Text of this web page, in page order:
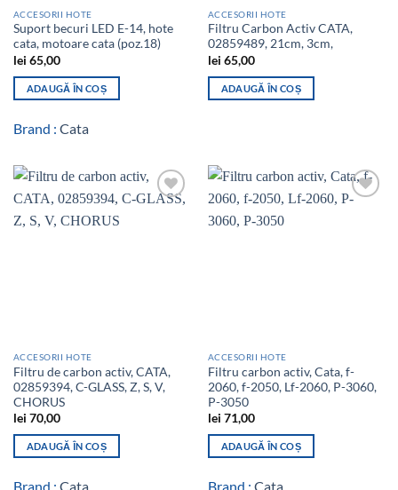
ACCESORII HOTE
Suport becuri LED E-14, hote
cata, motoare cata (poz.18)
lei 65,00
ADAUGĂ ÎN COȘ
Brand : Cata
ACCESORII HOTE
Filtru Carbon Activ CATA,
02859489, 21cm, 3cm,
lei 65,00
ADAUGĂ ÎN COȘ
ACCESORII HOTE
Filtru de carbon activ, CATA,
02859394, C-GLASS, Z, S, V,
CHORUS
lei 70,00
ADAUGĂ ÎN COȘ
Brand : Cata
ACCESORII HOTE
Filtru carbon activ, Cata, f-
2060, f-2050, Lf-2060, P-3060,
P-3050
lei 71,00
ADAUGĂ ÎN COȘ
Brand : Cata